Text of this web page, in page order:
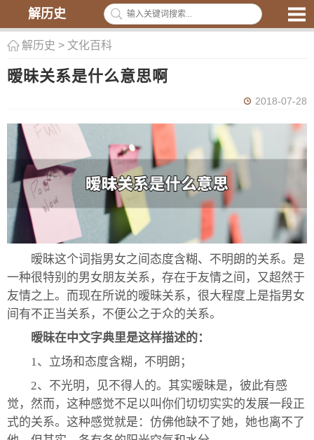
解历史
解历史 > 文化百科
暧昧关系是什么意思啊
2018-07-28
暧昧这个词指男女之间态度含糊、不明朗的关系。是
一种很特别的男女朋友关系，存在于友情之间，又超然于
友情之上。而现在所说的暧昧关系，很大程度上是指男女
间有不正当关系，不便公之于众的关系。
暧昧在中文字典里是这样描述的：
1、立场和态度含糊，不明朗；
2、不光明，见不得人的。其实暧昧是，彼此有感
觉，然而，这种感觉不足以叫你们切切实实的发展一段正
式的关系。这种感觉就是：仿佛他缺不了她，她也离不了